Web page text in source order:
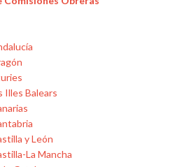
Illes Balears
y León
La Mancha